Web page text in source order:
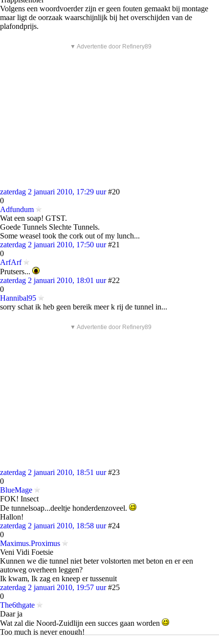
Volgens een woordvoerder zijn er geen fouten gemaakt bij montage
maar ligt de oorzaak waarschijnlijk bij het overschijden van de
plafondprijs.
▼ Advertentie door Refinery89
zaterdag 2 januari 2010, 17:29 uur #20
0
Adfundum
Wat een soap! GTST.
Goede Tunnels Slechte Tunnels.
Some weasel took the cork out of my lunch...
zaterdag 2 januari 2010, 17:50 uur #21
0
ArfArf
Prutsers...
zaterdag 2 januari 2010, 18:01 uur #22
0
Hannibal95
sorry schat ik heb geen bereik meer k rij de tunnel in...
▼ Advertentie door Refinery89
zaterdag 2 januari 2010, 18:51 uur #23
0
BlueMage
FOK! Insect
De tunnelsoap...deeltje honderdenzoveel.
Hallon!
zaterdag 2 januari 2010, 18:58 uur #24
0
Maximus.Proximus
Veni Vidi Foetsie
Kunnen we die tunnel niet beter volstorten met beton en er een
autoweg overheen leggen?
Ik kwam, Ik zag en kneep er tussenuit
zaterdag 2 januari 2010, 19:57 uur #25
0
The6thgate
Daar ja
Wat zal die Noord-Zuidlijn een succes gaan worden
Too much is never enough!